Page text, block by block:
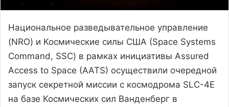
Национальное разведывательное управление
(NRO) и Космические силы США (Space Systems
Command, SSC) в рамках инициативы Assured
Access to Space (AATS) осуществили очередной
запуск секретной миссии с космодрома SLC-4E
на базе Космических сил Ванденберг в